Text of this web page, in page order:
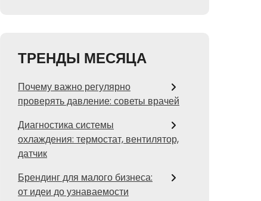
ТРЕНДЫ МЕСЯЦА
Почему важно регулярно
проверять давление: советы врачей
Диагностика системы
охлаждения: термостат, вентилятор,
датчик
Брендинг для малого бизнеса:
от идеи до узнаваемости